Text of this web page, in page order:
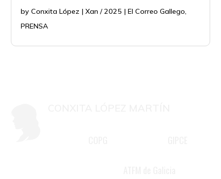
byConxita López |Xan / 2025 |El Correo Gallego,
PRENSA